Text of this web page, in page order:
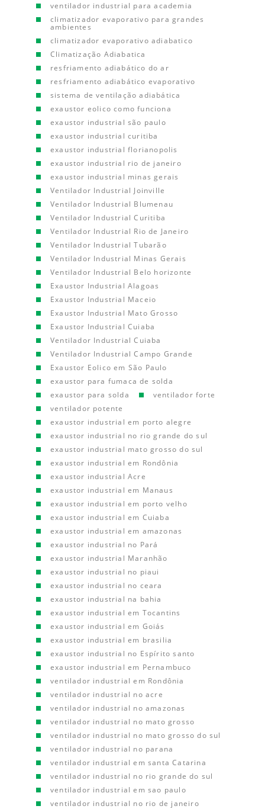
ventilador industrial para academia
climatizador evaporativo para grandes
ambientes
climatizador evaporativo adiabatico
Climatização Adiabatica
resfriamento adiabático do ar
resfriamento adiabático evaporativo
sistema de ventilação adiabática
exaustor eolico como funciona
exaustor industrial são paulo
exaustor industrial curitiba
exaustor industrial florianopolis
exaustor industrial rio de janeiro
exaustor industrial minas gerais
Ventilador Industrial Joinville
Ventilador Industrial Blumenau
Ventilador Industrial Curitiba
Ventilador Industrial Rio de Janeiro
Ventilador Industrial Tubarão
Ventilador Industrial Minas Gerais
Ventilador Industrial Belo horizonte
Exaustor Industrial Alagoas
Exaustor Industrial Maceio
Exaustor Industrial Mato Grosso
Exaustor Industrial Cuiaba
Ventilador Industrial Cuiaba
Ventilador Industrial Campo Grande
Exaustor Eolico em São Paulo
exaustor para fumaca de solda
exaustor para solda
ventilador forte
ventilador potente
exaustor industrial em porto alegre
exaustor industrial no rio grande do sul
exaustor industrial mato grosso do sul
exaustor industrial em Rondônia
exaustor industrial Acre
exaustor industrial em Manaus
exaustor industrial em porto velho
exaustor industrial em Cuiaba
exaustor industrial em amazonas
exaustor industrial no Pará
exaustor industrial Maranhão
exaustor industrial no piaui
exaustor industrial no ceara
exaustor industrial na bahia
exaustor industrial em Tocantins
exaustor industrial em Goiás
exaustor industrial em brasilia
exaustor industrial no Espírito santo
exaustor industrial em Pernambuco
ventilador industrial em Rondônia
ventilador industrial no acre
ventilador industrial no amazonas
ventilador industrial no mato grosso
ventilador industrial no mato grosso do sul
ventilador industrial no parana
ventilador industrial em santa Catarina
ventilador industrial no rio grande do sul
ventilador industrial em sao paulo
ventilador industrial no rio de janeiro